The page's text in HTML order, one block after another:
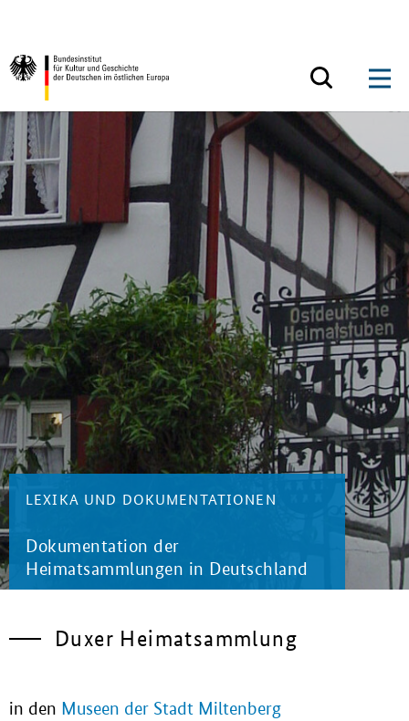
Zurück zur Startseite
LEXIKA UND DOKUMENTATIONEN
Dokumentation der
Heimatsammlungen in Deutschland
Duxer Heimatsammlung
in den Museen der Stadt Miltenberg